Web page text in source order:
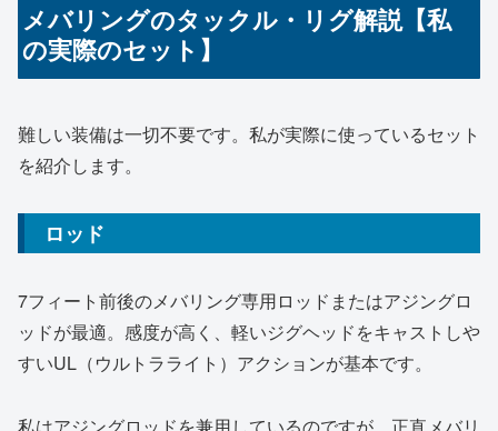
メバリングのタックル・リグ解説【私
の実際のセット】
難しい装備は一切不要です。私が実際に使っているセット
を紹介します。
ロッド
7フィート前後のメバリング専用ロッドまたはアジングロ
ッドが最適。感度が高く、軽いジグヘッドをキャストしや
すいUL（ウルトラライト）アクションが基本です。